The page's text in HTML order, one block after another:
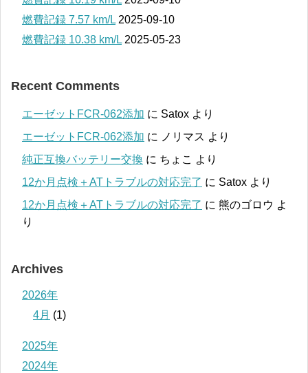
燃費記録 7.57 km/L 2025-09-10
燃費記録 10.38 km/L 2025-05-23
Recent Comments
エーゼットFCR-062添加 に Satox より
エーゼットFCR-062添加 に ノリマス より
純正互換バッテリー交換 に ちょこ より
12か月点検＋ATトラブルの対応完了 に Satox より
12か月点検＋ATトラブルの対応完了 に 熊のゴロウ よ
り
Archives
2026年
4月 (1)
2025年
2024年